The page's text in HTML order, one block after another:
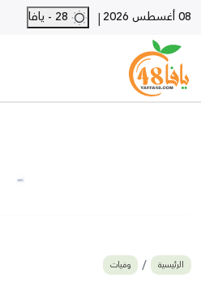
08 أغسطس 2026 |
بيع وشراءالرئيسية وفيات